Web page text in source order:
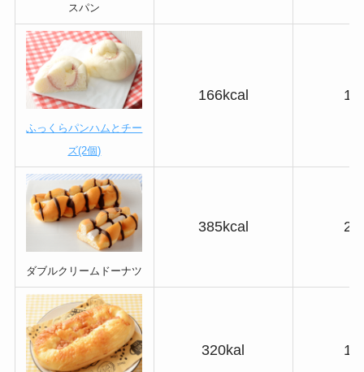
スパン
ふっくらパンハムとチー
ズ(2個)
166kcal
ダブルクリームドーナツ
385kcal
320kal